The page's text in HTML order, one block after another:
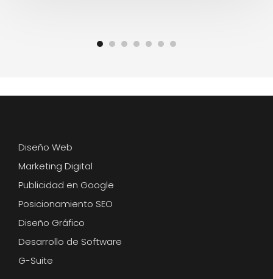
Diseño Web
Marketing Digital
Publicidad en Google
Posicionamiento SEO
Diseño Gráfico
Desarrollo de Software
G-Suite